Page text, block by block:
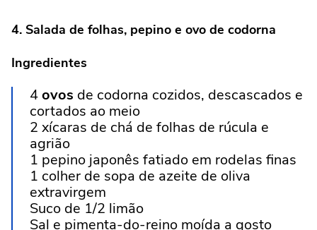
4. Salada de folhas, pepino e ovo de codorna
Ingredientes
4ovos de codorna cozidos, descascados e
cortados ao meio
2 xícaras de chá de folhas de rúcula e
agrião
1 pepino japonês fatiado em rodelas finas
1 colher de sopa de azeite de oliva
extravirgem
Suco de 1/2 limão
Sal e pimenta-do-reino moída a gosto